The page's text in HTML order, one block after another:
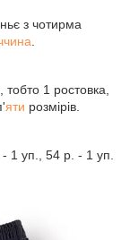
з чотирма
1 ростовка,
яти розмірів.
1 уп., 54 р. - 1 уп.